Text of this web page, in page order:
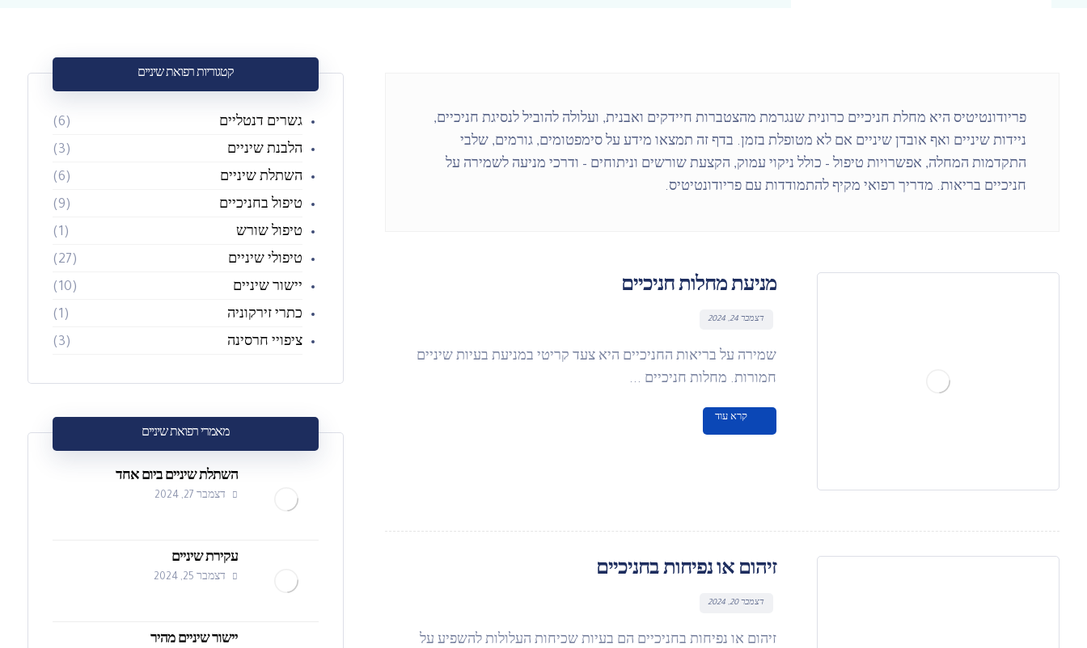
פריודונטיטיס היא מחלת חניכיים כרונית שנגרמת מהצטברות חיידקים ואבנית, ועלולה להוביל לנסיגת חניכיים,
ניידות שיניים ואף אובדן שיניים אם לא מטופלת בזמן. בדף זה תמצאו מידע על סימפטומים, גורמים, שלבי
התקדמות המחלה, אפשרויות טיפול – כולל ניקוי עמוק, הקצעת שורשים וניתוחים – ודרכי מניעה לשמירה על
חניכיים בריאות. מדריך רפואי מקיף להתמודדות עם פריודונטיטיס.
מניעת מחלות חניכיים
דצמבר 24, 2024
שמירה על בריאות החניכיים היא צעד קריטי במניעת בעיות שיניים
חמורות. מחלות חניכיים ...
קרא עוד
זיהום או נפיחות בחניכיים
דצמבר 20, 2024
זיהום או נפיחות בחניכיים הם בעיות שכיחות העלולות להשפיע על
קטגוריות רפואת שיניים
גשרים דנטליים
(6)
הלבנת שיניים
(3)
השתלת שיניים
(6)
טיפול בחניכיים
(9)
טיפול שורש
(1)
טיפולי שיניים
(27)
יישור שיניים
(10)
כתרי זירקוניה
(1)
ציפויי חרסינה
(3)
מאמרי רפואת שיניים
השתלת שיניים ביום אחד
דצמבר 27, 2024
עקירת שיניים
דצמבר 25, 2024
יישור שיניים מהיר